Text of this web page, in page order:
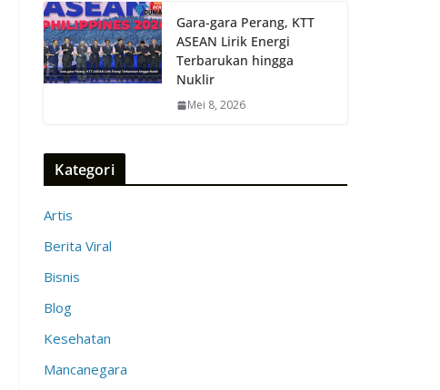
Gara-gara Perang, KTT
ASEAN Lirik Energi
Terbarukan hingga
Nuklir
Mei 8, 2026
Kategori
Artis
Berita Viral
Bisnis
Blog
Kesehatan
Mancanegara